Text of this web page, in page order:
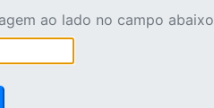
ao lado no campo abaixo